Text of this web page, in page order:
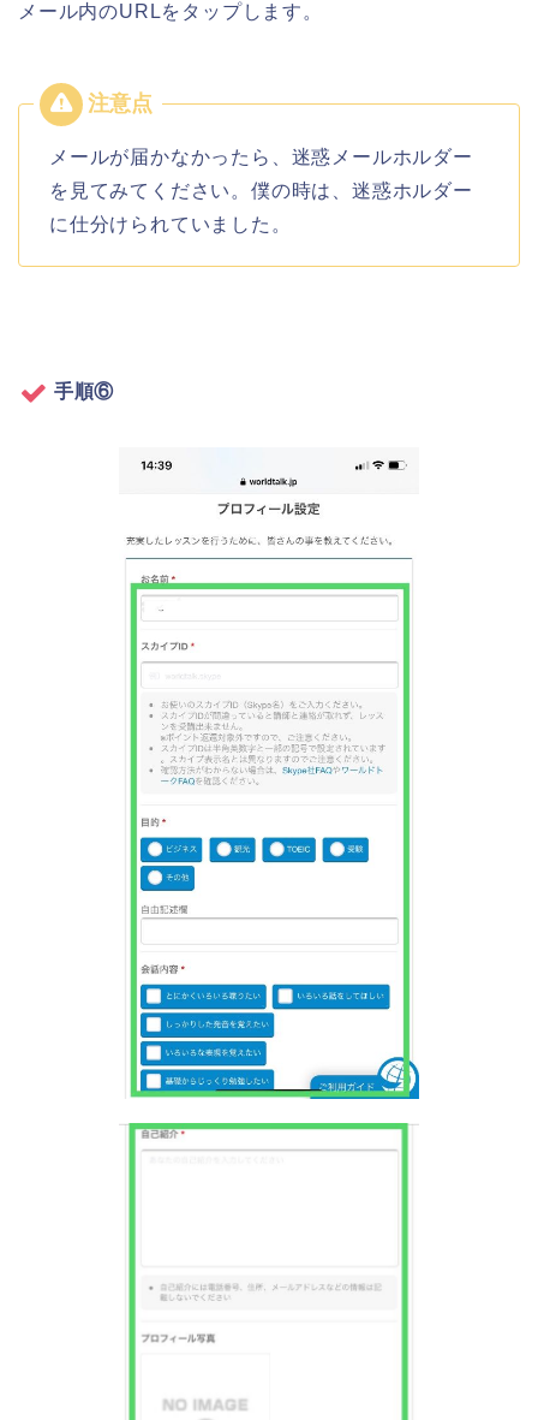
メール内のURLをタップします。
メールが届かなかったら、迷惑メールホルダー
を見てみてください。僕の時は、迷惑ホルダー
に仕分けられていました。
手順⑥